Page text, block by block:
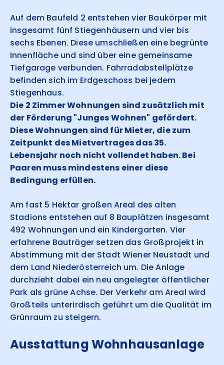
Auf dem Baufeld 2 entstehen vier Baukörper mit
insgesamt fünf Stiegenhäusern und vier bis
sechs Ebenen. Diese umschließen eine begrünte
Innenfläche und sind über eine gemeinsame
Tiefgarage verbunden. Fahrradabstellplätze
befinden sich im Erdgeschoss bei jedem
Stiegenhaus.
Die 2 Zimmer Wohnungen sind zusätzlich mit
der Förderung "Junges Wohnen" gefördert.
Diese Wohnungen sind für Mieter, die zum
Zeitpunkt des Mietvertrages das 35.
Lebensjahr noch nicht vollendet haben. Bei
Paaren muss mindestens einer diese
Bedingung erfüllen.
Am fast 5 Hektar großen Areal des alten
Stadions entstehen auf 8 Bauplätzen insgesamt
492 Wohnungen und ein Kindergarten. Vier
erfahrene Bauträger setzen das Großprojekt in
Abstimmung mit der Stadt Wiener Neustadt und
dem Land Niederösterreich um. Die Anlage
durchzieht dabei ein neu angelegter öffentlicher
Park als grüne Achse. Der Verkehr am Areal wird
Großteils unterirdisch geführt um die Qualität im
Grünraum zu steigern.
Ausstattung Wohnhausanlage